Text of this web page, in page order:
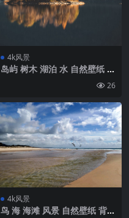
4k风景
岛屿 树木 湖泊 水 自然壁纸 背
26
4k风景
鸟 海 海滩 风景 自然壁纸 背景